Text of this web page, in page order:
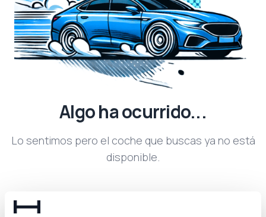
Algo ha ocurrido...
Lo sentimos pero el coche que buscas ya no está
disponible.